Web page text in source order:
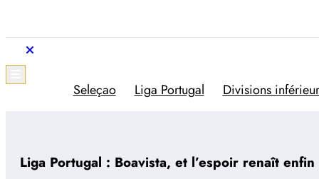
contenu
Trivela
L'actualité du football portugais
Seleçao Liga Portugal Divisions
Liga Portugal : Boavista, et l’espoir renaît enfin